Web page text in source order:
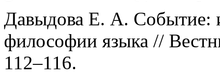
Давыдова Е. А. Событие:
философии языка //
112–116.